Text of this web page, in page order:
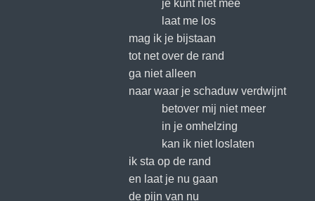
je kunt niet mee
laat me los
mag ik je bijstaan
tot net over de rand
ga niet alleen
naar waar je schaduw verdwijnt
betover mij niet meer
in je omhelzing
kan ik niet loslaten
ik sta op de rand
en laat je nu gaan
de pijn van nu